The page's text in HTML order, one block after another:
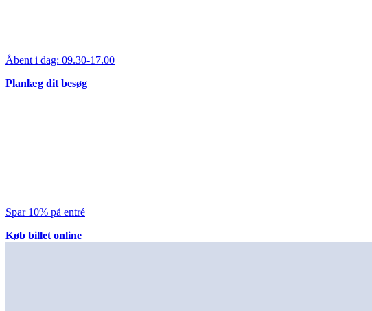
Åbent i dag: 09.30-17.00
Planlæg dit besøg
Spar 10% på entré
Køb billet online